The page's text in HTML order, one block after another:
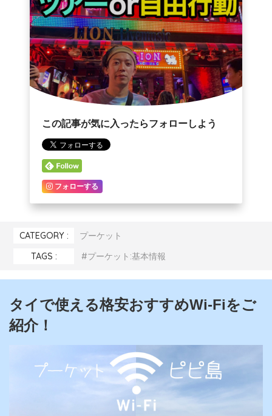
この記事が気に入ったらフォローしよう
フォローする
CATEGORY :
プーケット
TAGS :
プーケット:基本情報
タイで使える格安おすすめWi-Fiをご
紹介！